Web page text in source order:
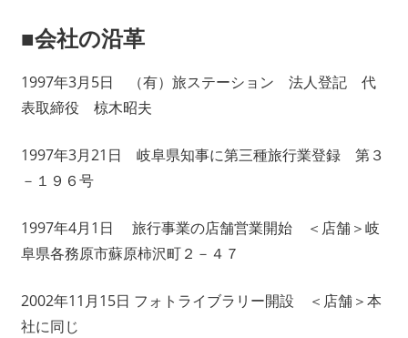
■会社の沿革
1997年3月5日 （有）旅ステーション 法人登記 代
表取締役 椋木昭夫
1997年3月21日 岐阜県知事に第三種旅行業登録 第３
－１９６号
1997年4月1日 旅行事業の店舗営業開始 ＜店舗＞岐
阜県各務原市蘇原柿沢町２－４７
2002年11月15日 フォトライブラリー開設 ＜店舗＞本
社に同じ